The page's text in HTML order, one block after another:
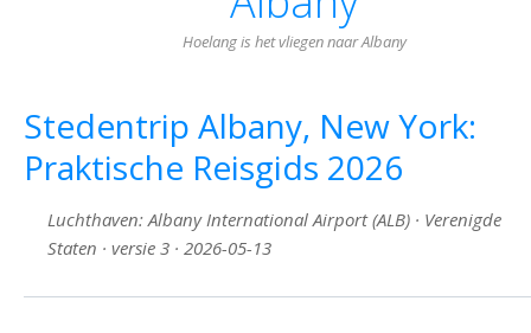
Hoelang is het vliegen naar Albany
Stedentrip Albany, New York:
Praktische Reisgids 2026
Luchthaven: Albany International Airport (ALB) · Verenigde
Staten · versie 3 · 2026-05-13